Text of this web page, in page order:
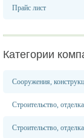
Прайс лист
Категории
Сооружения,
Строительство,
Строительство,